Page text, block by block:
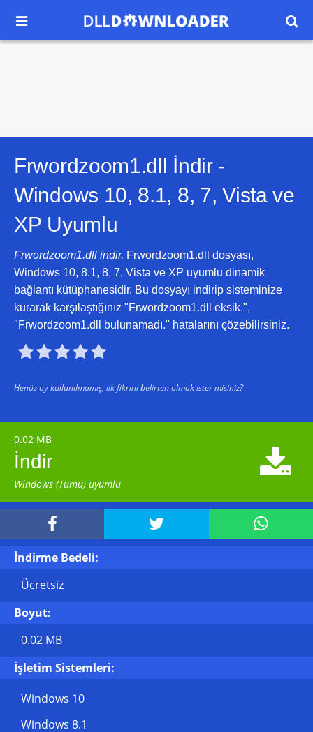
 
Frwordzoom1.dll İndir -
Windows 10, 8.1, 8, 7, Vista ve
XP Uyumlu
Frwordzoom1.dll indir. Frwordzoom1.dll dosyası,
Windows 10, 8.1, 8, 7, Vista ve XP uyumlu dinamik
bağlantı kütüphanesidir. Bu dosyayı indirip sisteminize
kurarak karşılaştığınız "Frwordzoom1.dll eksik.",
"Frwordzoom1.dll bulunamadı." hatalarını çözebilirsiniz.

Henüz oy kullanılmamış, ilk fikrini belirten olmak ister misiniz?
0.02 MB
İndir
Windows (Tümü) uyumlu

  
İndirme Bedeli:
Ücretsiz
Boyut:
0.02 MB
İşletim Sistemleri:
Windows 10
Windows 8.1